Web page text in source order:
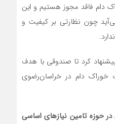
دام فاقد مجوز هستیم و این
چون نظارتی بر کیفیت و
کرد تا صندوقی با هدف
خوراک دام در خراسان‌رضوی
حوزه تامین نیازهای اساسی